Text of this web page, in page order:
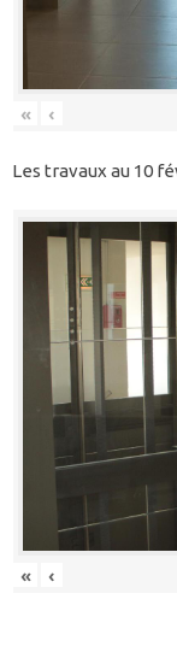
« ‹
Les travaux au 10
« ‹